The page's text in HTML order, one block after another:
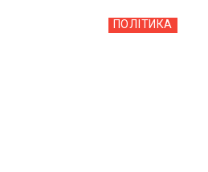
ПОЛІТИКА